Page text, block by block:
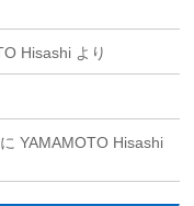
Hisashi より
にYAMAMOTO Hisashi